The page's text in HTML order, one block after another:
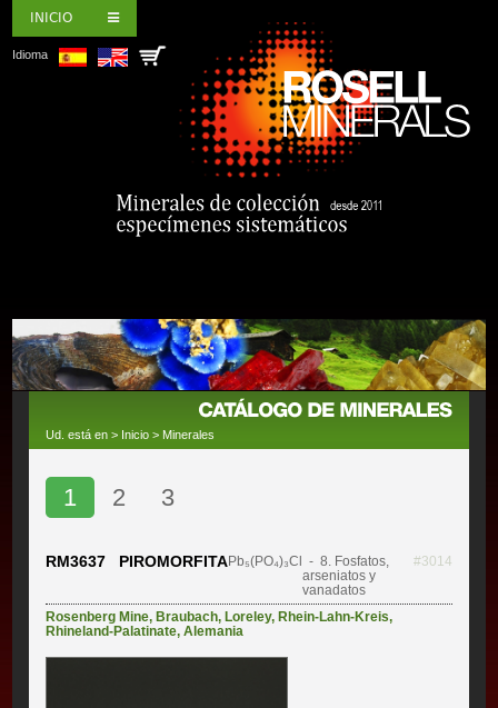
INICIO
Idioma
Ud. está en > Inicio > Minerales
1 2 3
RM3637 PIROMORFITAPb₅(PO₄)₃Cl
- 8. Fosfatos,
arseniatos y
vanadatos
#3014
Rosenberg Mine, Braubach, Loreley, Rhein-Lahn-Kreis,
Rhineland-Palatinate,Alemania